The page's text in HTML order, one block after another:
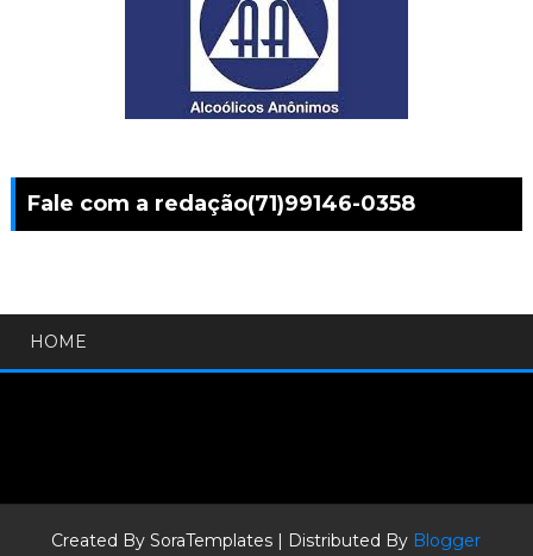
Fale com a redação(71)99146-0358
HOME
Created BySoraTemplates | Distributed By Blogger